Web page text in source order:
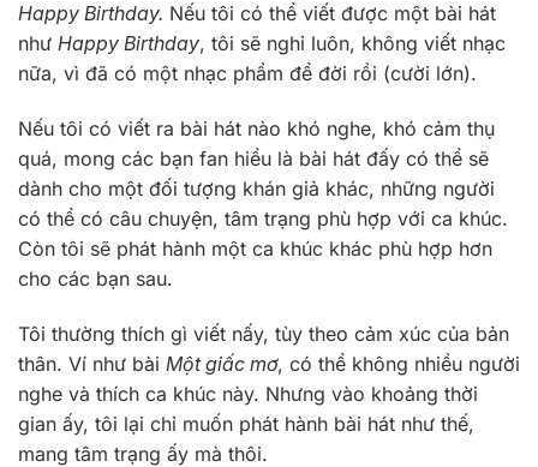
Happy Birthday. Nếu tôi có thể viết được một bài hát
như Happy Birthday, tôi sẽ nghỉ luôn, không viết nhạc
nữa, vì đã có một nhạc phẩm để đời rồi (cười lớn).
Nếu tôi có viết ra bài hát nào khó nghe, khó cảm thụ
quá, mong các bạn fan hiểu là bài hát đấy có thể sẽ
dành cho một đối tượng khán giả khác, những người
có thể có câu chuyện, tâm trạng phù hợp với ca khúc.
Còn tôi sẽ phát hành một ca khúc khác phù hợp hơn
cho các bạn sau.
Tôi thường thích gì viết nấy, tùy theo cảm xúc của bản
thân. Ví như bài Một giấc mơ, có thể không nhiều người
nghe và thích ca khúc này. Nhưng vào khoảng thời
gian ấy, tôi lại chỉ muốn phát hành bài hát như thế,
mang tâm trạng ấy mà thôi.